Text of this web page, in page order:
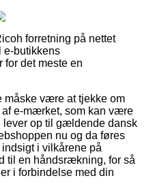
forretning på nettet
e-butikkens
for det meste en
måske være at tjekke om
af e-mærket, som kan være
lever op til gældende dansk
nu og da føres
i vilkårene på
til en håndsrækning, for så
i forbindelse med din